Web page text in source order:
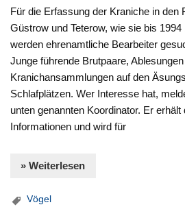
Für die Erfassung der Kraniche in den
Güstrow und Teterow, wie sie bis 1994
werden ehrenamtliche Bearbeiter
Junge führende Brutpaare,
Kranichansammlungen auf den
Schlafplätzen. Wer Interesse hat,
unten genannten Koordinator. Er
Informationen und wird für
» Weiterlesen
Vögel